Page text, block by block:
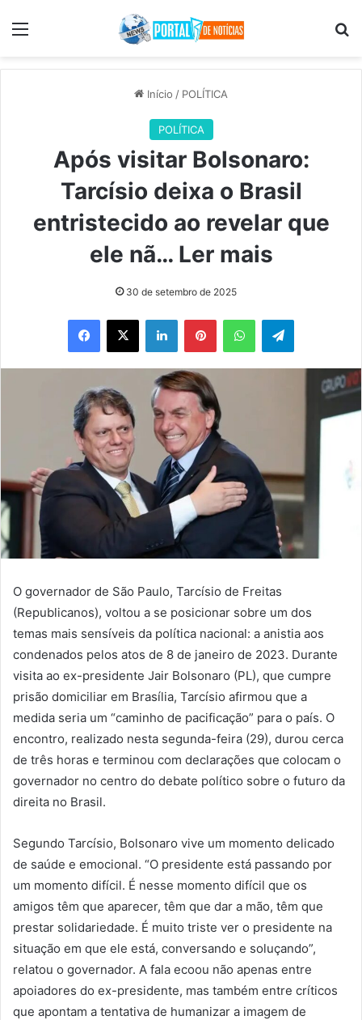
Menu
Início / POLÍTICA
POLÍTICA
Após visitar Bolsonaro:
Tarcísio deixa o Brasil
entristecido ao revelar que
ele nã… Ler mais
30 de setembro de 2025
Facebook
X LinkedinPinterestWhatsAppTelegram
O governador de São Paulo, Tarcísio de Freitas
(Republicanos), voltou a se posicionar sobre um dos
temas mais sensíveis da política nacional: a anistia aos
condenados pelos atos de 8 de janeiro de 2023. Durante
visita ao ex-presidente Jair Bolsonaro (PL), que cumpre
prisão domiciliar em Brasília, Tarcísio afirmou que a
medida seria um “caminho de pacificação” para o país. O
encontro, realizado nesta segunda-feira (29), durou cerca
de três horas e terminou com declarações que colocam o
governador no centro do debate político sobre o futuro da
direita no Brasil.
Segundo Tarcísio, Bolsonaro vive um momento delicado
de saúde e emocional. “O presidente está passando por
um momento difícil. É nesse momento difícil que os
amigos têm que aparecer, têm que dar a mão, têm que
prestar solidariedade. É muito triste ver o presidente na
situação em que ele está, conversando e soluçando”,
relatou o governador. A fala ecoou não apenas entre
apoiadores do ex-presidente, mas também entre críticos
que apontam a tentativa de humanizar a imagem de